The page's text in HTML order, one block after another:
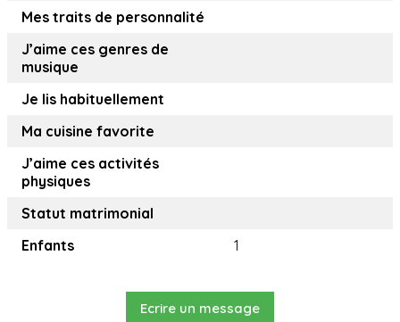
Mes traits de personnalité
J’aime ces genres de
musique
Je lis habituellement
Ma cuisine favorite
J’aime ces activités
physiques
Statut matrimonial
Enfants
1
Ecrire un message